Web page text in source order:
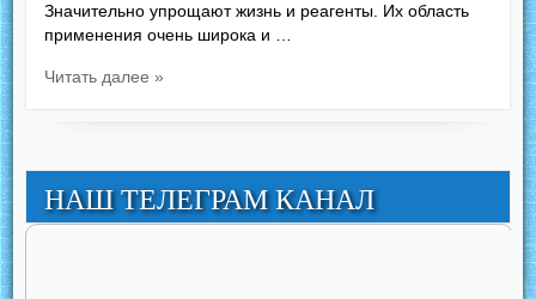
Значительно упрощают жизнь и реагенты. Их область
применения очень широка и …
Читать далее »
НАШ ТЕЛЕГРАМ КАНАЛ